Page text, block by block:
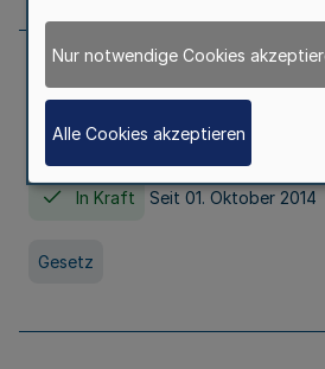
Gesetz über die
Nordrhein-Westfalen
HG)
In Kraft Seit 01. Oktober 2014
Gesetz
Nur notwendige Cookies
Alle Cookies akzeptieren